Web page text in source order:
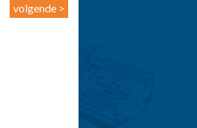
volgende >